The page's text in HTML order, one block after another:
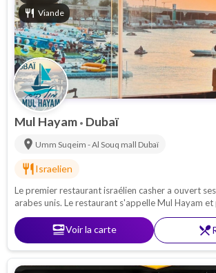
restaurant Viande
Mul Hayam • Dubaï
location_on Umm Suqeim - Al Souq mall Dubaï
restaurant Israelien
Le premier restaurant israélien casher a ouvert
arabes unis. Le restaurant s'appelle Mul Hayam
cuisine israélienne authentique avec une vue
set_mealVoir la carte restaurant_menu